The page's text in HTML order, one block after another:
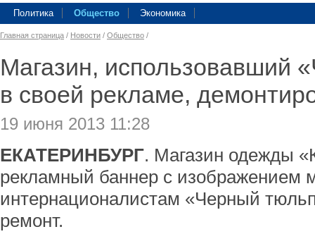
Политика Общество Экономика
Главная страница / Новости / Общество /
Магазин, использовавший
в своей рекламе,
19 июня 2013 11:28
ЕКАТЕРИНБУРГ. Магазин одежды
рекламный баннер с изображением
интернационалистам «Черный
ремонт.